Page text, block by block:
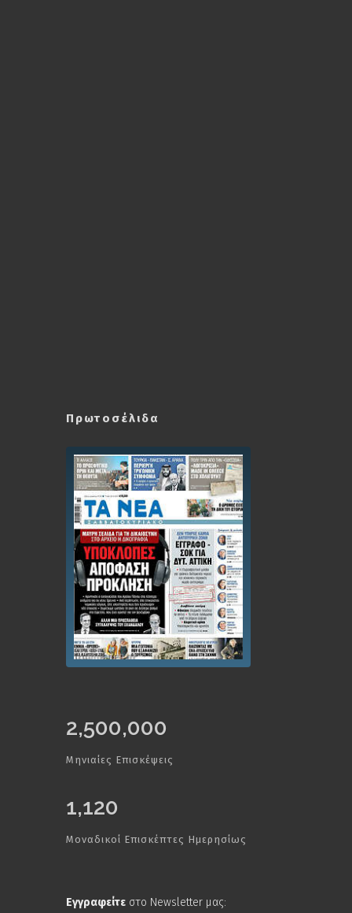
Πρωτοσέλιδα
2,500,000
Μηνιαίες Επισκέψεις
1,120
Μοναδικοί Επισκέπτες Ημερησίως
Εγγραφείτε στο Newsletter μας: